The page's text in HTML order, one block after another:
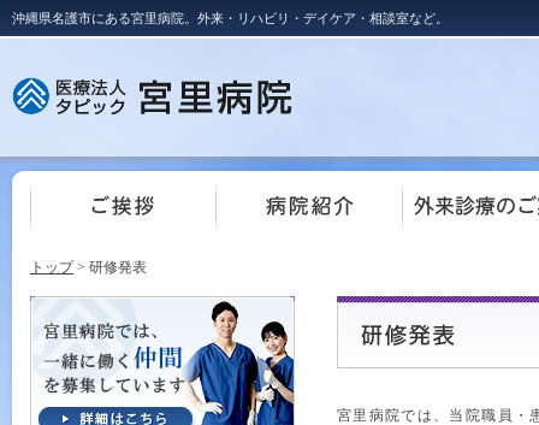
沖縄県名護市にある宮里病院。外来・リハビリ・デイケア・相談室など。
トップ> 研修発表
宮里病院では、当院職員・